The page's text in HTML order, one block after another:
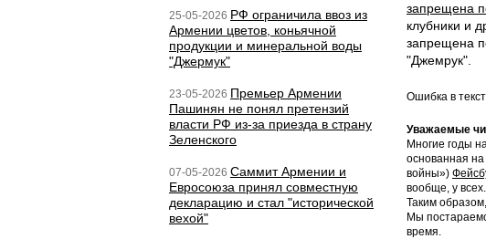
25-05-2026 РФ ограничила ввоз из
Армении цветов, коньячной
продукции и минеральной воды
"Джермук"
23-05-2026 Премьер Армении
Пашинян не понял претензий
власти РФ из-за приезда в страну
Зеленского
07-05-2026 Саммит Армении и
Евросоюза принял совместную
декларацию и стал "исторической
вехой"
запрещена
клубники и
запрещена
"Джемрук".
Ошибка в
Уважаемые
Многие годы
основанная
войны»)
вообще, у всех.
Таким
Мы
время.